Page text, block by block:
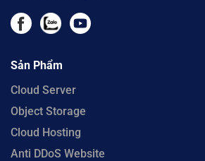
Sản Phẩm
Cloud Server
Object Storage
Cloud Hosting
Anti DDoS Website